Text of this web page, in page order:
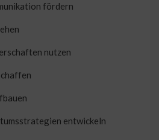
fördern
nutzen
entwickeln